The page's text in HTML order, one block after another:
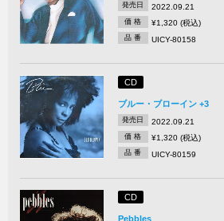
発売日 2022.09.21
価 格 ¥1,320 (税込)
品 番 UICY-80158
CD
ブルー・ブローイン +3
発売日 2022.09.21
価 格 ¥1,320 (税込)
品 番 UICY-80159
CD
Pebbles